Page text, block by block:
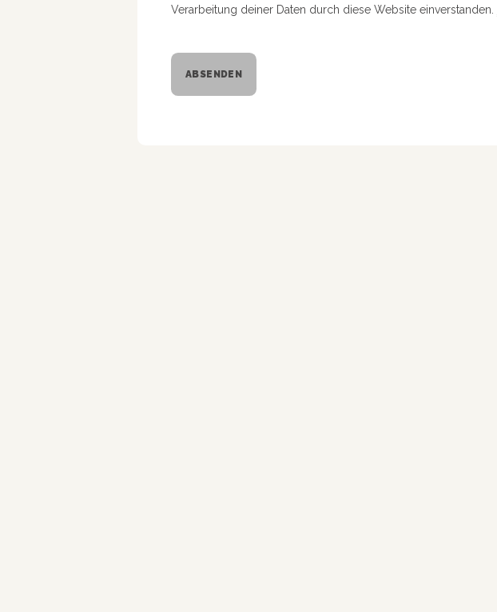
Verarbeitung deiner Daten durch diese Website einverstanden.